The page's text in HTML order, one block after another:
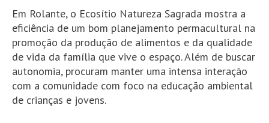
Em Rolante, o Ecosítio Natureza Sagrada mostra a
eficiência de um bom planejamento permacultural na
promoção da produção de alimentos e da qualidade
de vida da família que vive o espaço. Além de buscar
autonomia, procuram manter uma intensa interação
com a comunidade com foco na educação ambiental
de crianças e jovens.